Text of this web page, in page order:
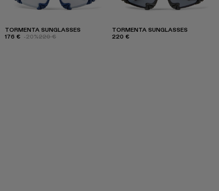
TORMENTA SUNGLASSES
176 € -20%220 €
TORMENTA SUNGLASSES
220 €